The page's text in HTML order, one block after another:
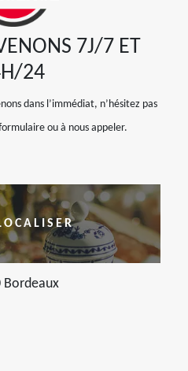
7J/7 ET
24
dans l’immédiat, n’hésitez pas
ou à nous appeler.
Bordeaux